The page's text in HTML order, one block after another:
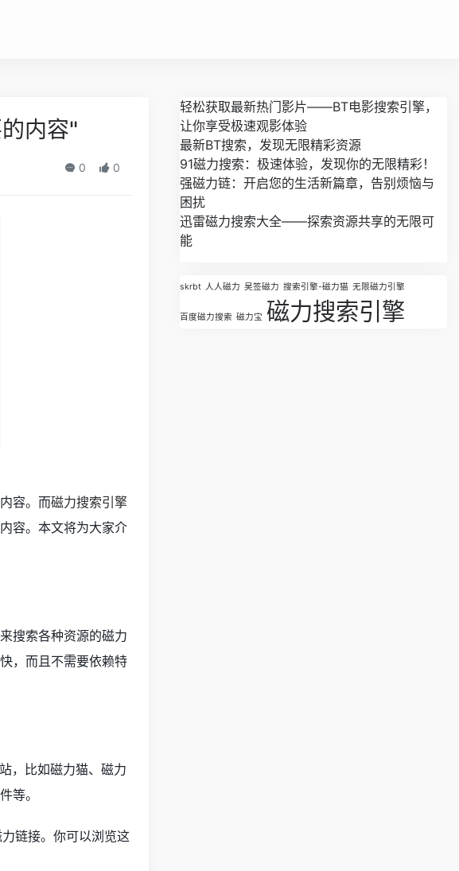
内容"
0 0
容。而磁力搜索引擎
容。本文将为大家介
搜索各种资源的磁力
，而且不需要依赖特
，比如磁力猫、磁力
等。
链接。你可以浏览这
轻松获取最新热门影片——BT电影搜索引擎，
让你享受极速观影体验
最新BT搜索，发现无限精彩资源
91磁力搜索：极速体验，发现你的无限精彩！
强磁力链：开启您的生活新篇章，告别烦恼与
困扰
迅雷磁力搜索大全——探索资源共享的无限可
能
skrbt 人人磁力 吴签磁力 搜索引擎-磁力猫 无限磁力引擎
百度磁力搜索 磁力宝 磁力搜索引擎